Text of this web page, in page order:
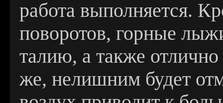
работа выполняется.
поворотов, горные
талию, а также
же, нелишним будет